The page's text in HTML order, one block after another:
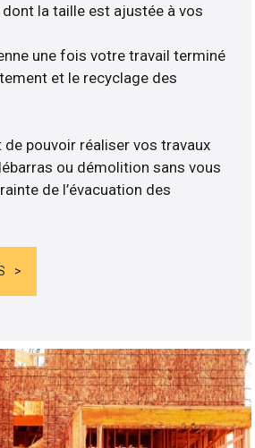
dont la taille est ajustée à vos
une fois votre travail terminé
et le recyclage des
de pouvoir réaliser vos travaux
ou démolition sans vous
de l’évacuation des